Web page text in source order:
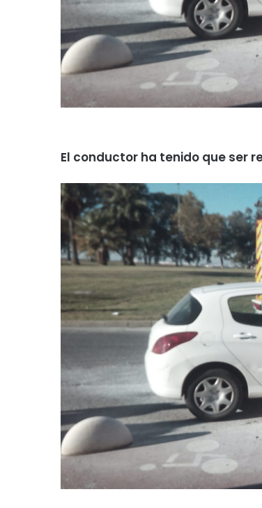
El conductor ha tenido que ser